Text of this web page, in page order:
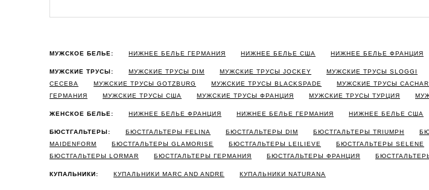
МУЖСКОЕ БЕЛЬЕ: НИЖНЕЕ БЕЛЬЕ ГЕРМАНИЯ НИЖНЕЕ БЕЛЬЕ США НИЖНЕЕ БЕЛЬЕ ФРАНЦИЯ
МУЖСКИЕ ТРУСЫ: МУЖСКИЕ ТРУСЫ DIM МУЖСКИЕ ТРУСЫ JOCKEY МУЖСКИЕ ТРУСЫ SLOGGI
CECEBA
МУЖСКИЕ ТРУСЫ GOTZBURG МУЖСКИЕ ТРУСЫ BLACKSPADE МУЖСКИЕ ТРУСЫ
ГЕРМАНИЯ
МУЖСКИЕ ТРУСЫ США МУЖСКИЕ ТРУСЫ ФРАНЦИЯ МУЖСКИЕ ТРУСЫ ТУРЦИЯ
ЖЕНСКОЕ БЕЛЬЕ: НИЖНЕЕ БЕЛЬЕ ФРАНЦИЯ НИЖНЕЕ БЕЛЬЕ ГЕРМАНИЯ НИЖНЕЕ БЕЛЬЕ США
БЮСТГАЛЬТЕРЫ: БЮСТГАЛЬТЕРЫ FELINA БЮСТГАЛЬТЕРЫ DIM БЮСТГАЛЬТЕРЫ TRIUMPH
MAIDENFORM
БЮСТГАЛЬТЕРЫ GLAMORISE БЮСТГАЛЬТЕРЫ LEILIEVE БЮСТГАЛЬТЕРЫ SELENE
БЮСТГАЛЬТЕРЫ LORMAR
БЮСТГАЛЬТЕРЫ ГЕРМАНИЯ БЮСТГАЛЬТЕРЫ ФРАНЦИЯ
КУПАЛЬНИКИ: КУПАЛЬНИКИ MARC AND ANDRE КУПАЛЬНИКИ NATURANA